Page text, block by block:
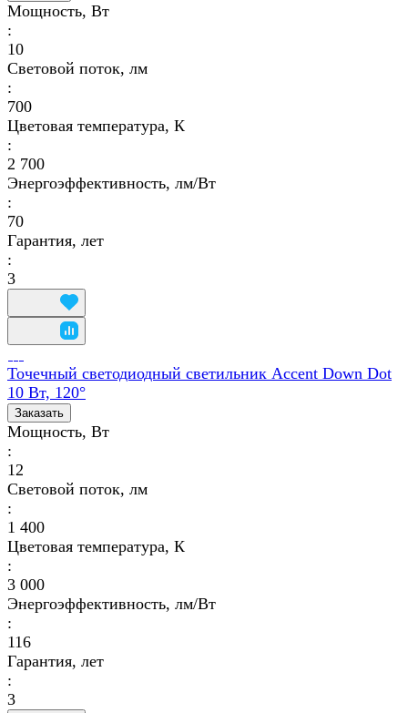
Мощность, Вт
:
10
Световой поток, лм
:
700
Цветовая температура, К
:
2 700
Энергоэффективность, лм/Вт
:
70
Гарантия, лет
:
3
Точечный светодиодный светильник Accent Down Dot
10 Вт, 120°
Заказать
Мощность, Вт
:
12
Световой поток, лм
:
1 400
Цветовая температура, К
:
3 000
Энергоэффективность, лм/Вт
:
116
Гарантия, лет
:
3